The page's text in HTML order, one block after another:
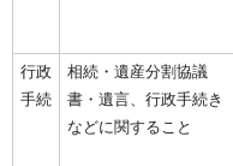
行政
手続
相続・遺産分割協議
書・遺言、行政手続き
などに関すること